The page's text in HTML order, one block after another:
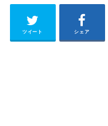
ツイート シェア